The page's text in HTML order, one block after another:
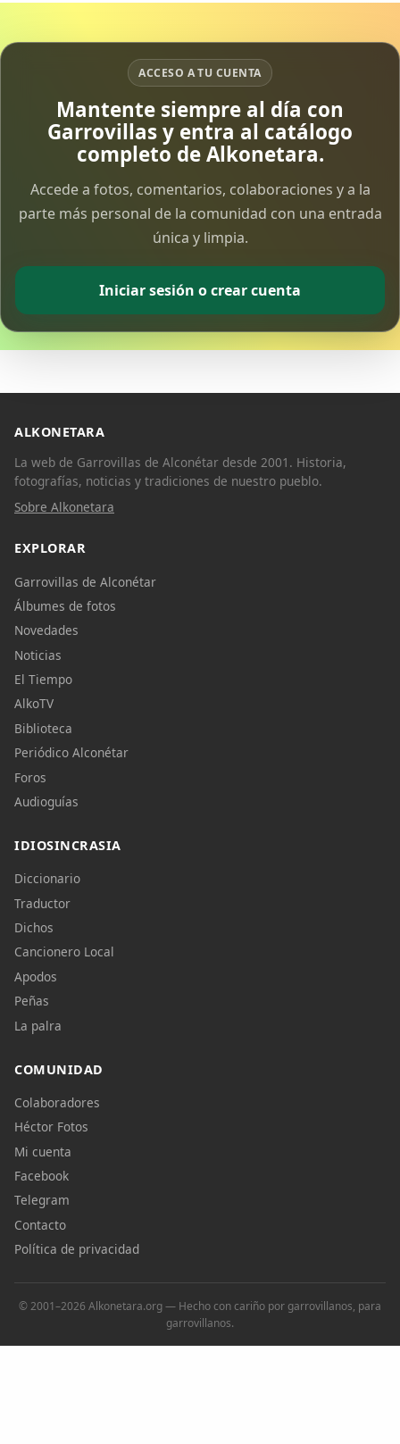
ACCESO A TU CUENTA
Mantente siempre al día con
Garrovillas y entra al catálogo
completo de Alkonetara.
Accede a fotos, comentarios, colaboraciones y a la
parte más personal de la comunidad con una entrada
única y limpia.
Iniciar sesión o crear cuenta
ALKONETARA
La web de Garrovillas de Alconétar desde 2001. Historia,
fotografías, noticias y tradiciones de nuestro pueblo.
Sobre Alkonetara
EXPLORAR
Garrovillas de Alconétar
Álbumes de fotos
Novedades
Noticias
El Tiempo
AlkoTV
Biblioteca
Periódico Alconétar
Foros
Audioguías
IDIOSINCRASIA
Diccionario
Traductor
Dichos
Cancionero Local
Apodos
Peñas
La palra
COMUNIDAD
Colaboradores
Héctor Fotos
Mi cuenta
Facebook
Telegram
Contacto
Política de privacidad
© 2001–2026 Alkonetara.org — Hecho con cariño por garrovillanos, para
garrovillanos.